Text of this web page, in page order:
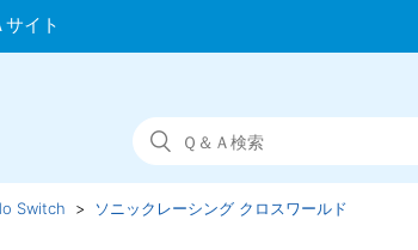
Switch ソニックレーシング クロスワールド